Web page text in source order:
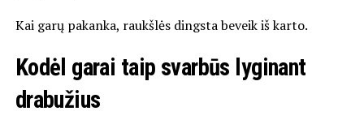
Kai garų pakanka, raukšlės dingsta beveik iš karto.
Kodėl garai taip svarbūs lyginant
drabužius